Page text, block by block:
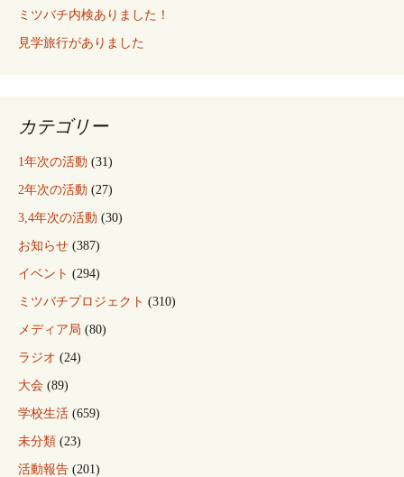
ミツバチ内検ありました！
見学旅行がありました
カテゴリー
1年次の活動 (31)
2年次の活動 (27)
3,4年次の活動 (30)
お知らせ (387)
イベント (294)
ミツバチプロジェクト (310)
メディア局 (80)
ラジオ (24)
大会 (89)
学校生活 (659)
未分類 (23)
活動報告 (201)